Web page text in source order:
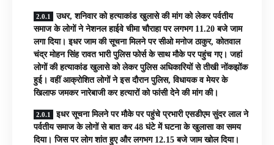
उधर, शनिवार को हत्याकांड खुलासे की मांग को लेकर पर्वतीय
समाज के लोगों ने नेशनल हाईवे चीमा चौराहा पर लगभग 11.20 बजे जाम
लगा दिया। इधर जाम की सूचना मिलने पर सीओ मनोज ठाकुर, कोतवाल
चंद्र मोहन सिंह रावत भारी पुलिस फोर्स के साथ मौके पर पहुंच गए। जहां
लोगों की हत्याकांड खुलासे को लेकर पुलिस अधिकारियों से तीखी नोंकझोंक
हुई। वहीं आक्रोशित लोगों ने इस दौरान पुलिस, विधायक व मेयर के
खिलाफ जमकर नारेबाजी कर हत्यारों को फांसी देने की मांग की।
इधर सूचना मिलने पर मौके पर पहुंचे प्रभारी एसडीएम सुंदर लाल ने
पर्वतीय समाज के लोगों से बात कर 48 घंटे में घटना के खुलासा का समय
दिया। जिस पर लोग शांत हुए और लगभग 12.15 बजे जाम खोल दिया।